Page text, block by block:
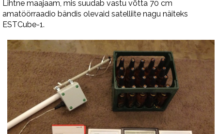
Lihtne maajaam, mis suudab vastu võtta 70 cm
amatöörraadio bändis olevaid satelliite nagu näiteks
ESTCube-1.